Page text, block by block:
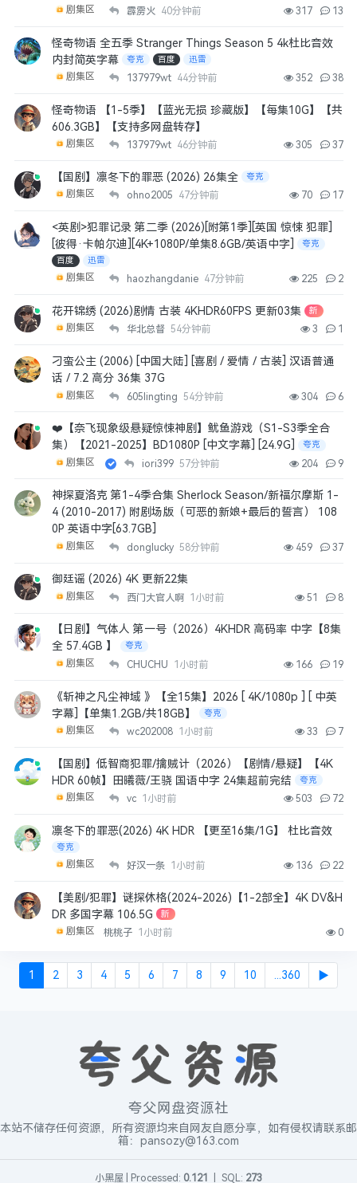
剧集区 霹雳火 40分钟前 317 13
怪奇物语 全五季 Stranger Things Season 5 4k杜比音效
内封简英字幕
夸克 百度 迅雷
剧集区 137979wt 44分钟前 352 38
怪奇物语 【1-5季】【蓝光无损 珍藏版】【每集10G】【共
606.3GB】【支持多网盘转存】
剧集区 137979wt 46分钟前 305 37
【国剧】凛冬下的罪恶 (2026) 26集全 夸克
剧集区 ohno2005 47分钟前 70 17
<英剧>犯罪记录 第二季 (2026)[附第1季][英国 惊悚 犯罪]
[彼得·卡帕尔迪][4K+1080P/单集8.6GB/英语中字]
夸克
百度
迅雷
剧集区 haozhangdanie 47分钟前 225 2
花开锦绣 (2026)剧情 古装 4KHDR60FPS 更新03集 新
剧集区 华北总督 54分钟前 3 1
刁蛮公主 (2006) [中国大陆] [喜剧 / 爱情 / 古装] 汉语普通
话 / 7.2 高分 36集 37G
剧集区 605lingting 54分钟前 304 6
❤️【奈飞现象级悬疑惊悚神剧】鱿鱼游戏（S1-S3季全合
集）【2021-2025】BD1080P [中文字幕] [24.9G]
夸克
剧集区 iori399 57分钟前 204 9
神探夏洛克 第1-4季合集 Sherlock Season/新福尔摩斯 1-
4 (2010-2017) 附剧场版（可恶的新娘+最后的誓言） 108
0P 英语中字[63.7GB]
剧集区 donglucky 58分钟前 459 37
御廷谣 (2026) 4K 更新22集
剧集区 西门大官人啊 1小时前 51 8
【日剧】气体人 第一号（2026）4KHDR 高码率 中字【8集
全 57.4GB 】
夸克
剧集区 CHUCHU 1小时前 166 19
《斩神之凡尘神域 》【全15集】2026 [ 4K/1080p ] [ 中英
字幕]【单集1.2GB/共18GB】
夸克
剧集区 wc202008 1小时前 33 7
【国剧】低智商犯罪/擒贼计（2026）【剧情/悬疑】【4K
HDR 60帧】田曦薇/王骁 国语中字 24集超前完结
夸克
剧集区 vc 1小时前 503 72
凛冬下的罪恶(2026) 4K HDR 【更至16集/1G】 杜比音效
夸克
剧集区 好汉一条 1小时前 136 22
【美剧/犯罪】谜探休格(2024-2026)【1-2部全】4K DV&H
DR 多国字幕 106.5G
新
剧集区 桃桃子 1小时前 0
1 2 3 4 5 6 7 8 9 10 ...360 ▶
夸父网盘资源社
本站不储存任何资源，所有资源均来自网友自愿分享，如有侵权请联系邮
箱：pansozy@163.com
小黑屋 Processed: 0.121 SQL: 273